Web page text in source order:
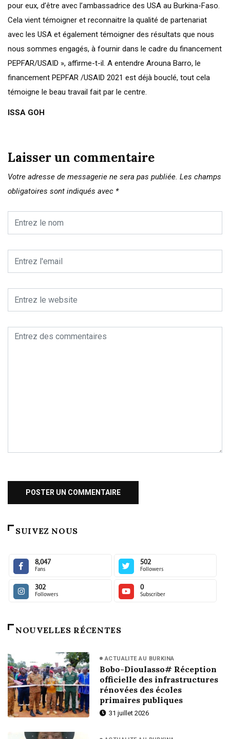
pour eux, d’être avec l’ambassadrice des USA au Burkina-Faso.
Cela vient témoigner et reconnaitre la qualité de partenariat
avec les USA et également témoigner des résultats que nous
nous sommes engagés, à fournir dans le cadre du financement
PEPFAR/USAID », affirme-t-il. A entendre Arouna Barro, le
financement PEPFAR /USAID 2021 est déjà bouclé, tout cela
témoigne le beau travail fait par le centre.
ISSA GOH
Laisser un commentaire
Votre adresse de messagerie ne sera pas publiée. Les champs
obligatoires sont indiqués avec *
SUIVEZ NOUS
8,047
Fans
502
Followers
302
Followers
0
Subscriber
NOUVELLES RÉCENTES
ACTUALITE AU BURKINA
Bobo-Dioulasso# Réception
officielle des infrastructures
rénovées des écoles
primaires publiques
31 juillet 2026